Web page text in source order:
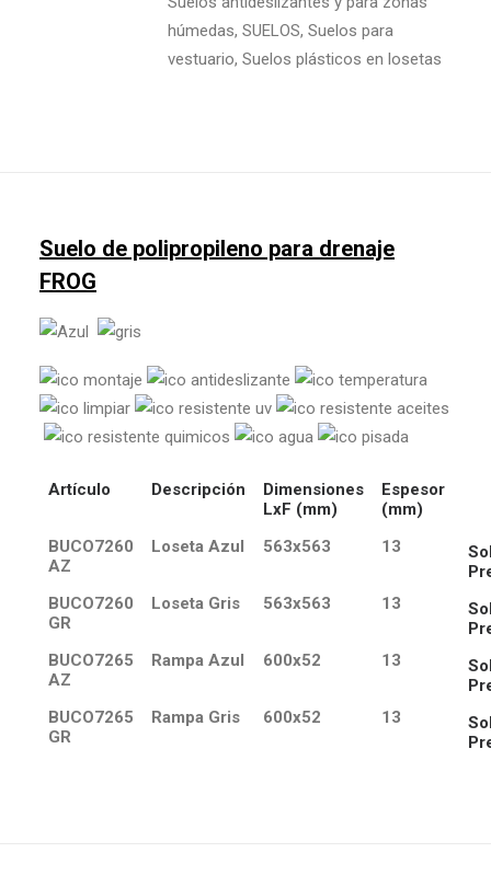
húmedas, SUELOS, Suelos para
vestuario, Suelos plásticos en losetas
Suelo de polipropileno para drenaje
FROG
Artículo Descripción
Dimensiones
LxF (mm)
Espesor
(mm)
BUCO7260
AZ
Loseta Azul 563x563 13
BUCO7260
GR
Loseta Gris 563x563 13
BUCO7265
AZ
Rampa Azul 600x52 13
BUCO7265
GR
Rampa Gris 600x52 13